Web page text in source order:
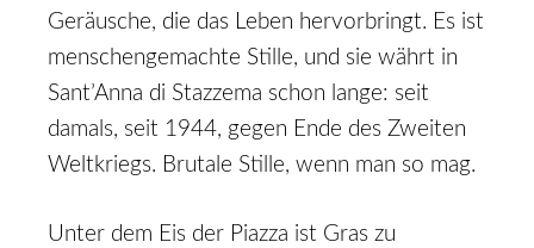
Geräusche, die das Leben hervorbringt. Es ist
menschengemachte Stille, und sie währt in
Sant’Anna di Stazzema schon lange: seit
damals, seit 1944, gegen Ende des Zweiten
Weltkriegs. Brutale Stille, wenn man so mag.
Unter dem Eis der Piazza ist Gras zu